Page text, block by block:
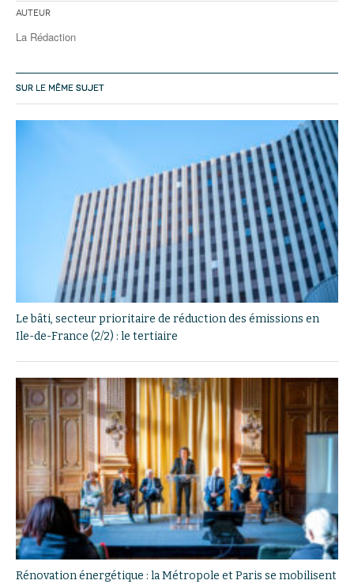
Auteur
La Rédaction
SUR LE MÊME SUJET
Le bâti, secteur prioritaire de réduction des émissions en
Ile-de-France (2/2) : le tertiaire
Rénovation énergétique : la Métropole et Paris se mobilisent